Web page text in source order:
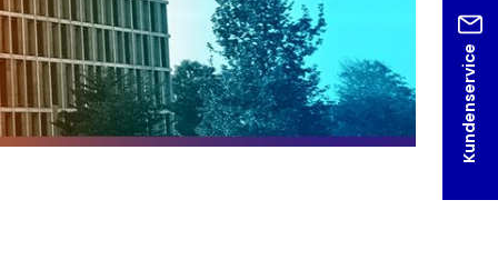
Kundenservice